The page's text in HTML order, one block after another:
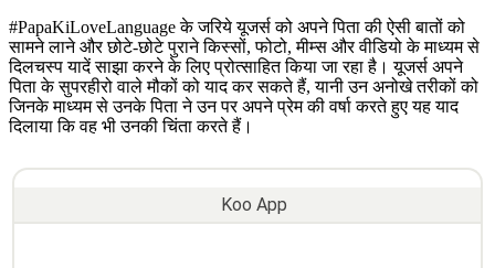
#PapaKiLoveLanguage के जरिये यूजर्स को अपने पिता की ऐसी बातों को
सामने लाने और छोटे-छोटे पुराने किस्सों, फोटो, मीम्स और वीडियो के माध्यम से
दिलचस्प यादें साझा करने के लिए प्रोत्साहित किया जा रहा है। यूजर्स अपने
पिता के सुपरहीरो वाले मौकों को याद कर सकते हैं, यानी उन अनोखे तरीकों को
जिनके माध्यम से उनके पिता ने उन पर अपने प्रेम की वर्षा करते हुए यह याद
दिलाया कि वह भी उनकी चिंता करते हैं।
Koo App